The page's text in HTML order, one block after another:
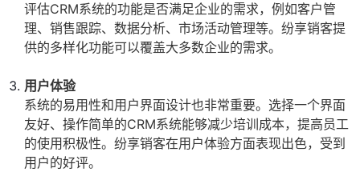
评估CRM系统的功能是否满足企业的需求，例如客户管
理、销售跟踪、数据分析、市场活动管理等。纷享销客提
供的多样化功能可以覆盖大多数企业的需求。
用户体验
系统的易用性和用户界面设计也非常重要。选择一个界面
友好、操作简单的CRM系统能够减少培训成本，提高员工
的使用积极性。纷享销客在用户体验方面表现出色，受到
用户的好评。